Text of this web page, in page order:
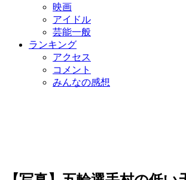
映画
アイドル
芸能一般
ランキング
アクセス
コメント
みんなの感想